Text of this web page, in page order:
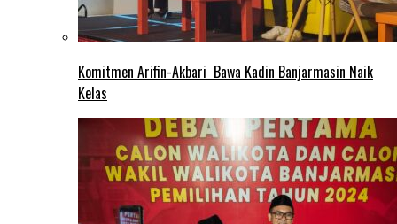
Komitmen Arifin-Akbari Bawa Kadin Banjarmasin Naik
Kelas